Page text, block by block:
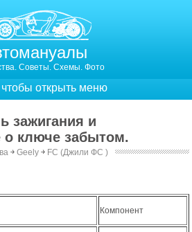
Советы. Схемы. Фото
открыть меню
зажигания и
о ключе забытом.
￫ Geely ￫ FC (Джили ФС )
Компонент